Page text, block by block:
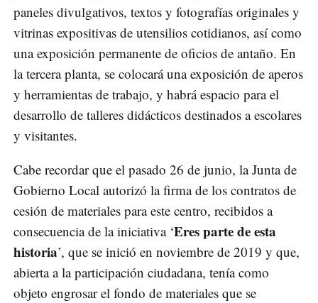
paneles divulgativos, textos y fotografías originales y
vitrinas expositivas de utensilios cotidianos, así como
una exposición permanente de oficios de antaño. En
la tercera planta, se colocará una exposición de aperos
y herramientas de trabajo, y habrá espacio para el
desarrollo de talleres didácticos destinados a escolares
y visitantes.
Cabe recordar que el pasado 26 de junio, la Junta de
Gobierno Local autorizó la firma de los contratos de
cesión de materiales para este centro, recibidos a
consecuencia de la iniciativa ‘Eres parte de esta
historia’, que se inició en noviembre de 2019 y que,
abierta a la participación ciudadana, tenía como
objeto engrosar el fondo de materiales que se